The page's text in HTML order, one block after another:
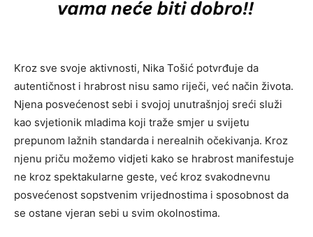
Kroz sve svoje aktivnosti, Nika Tošić potvrđuje da
autentičnost i hrabrost nisu samo riječi, već način života.
Njena posvećenost sebi i svojoj unutrašnjoj sreći služi
kao svjetionik mladima koji traže smjer u svijetu
prepunom lažnih standarda i nerealnih očekivanja. Kroz
njenu priču možemo vidjeti kako se hrabrost manifestuje
ne kroz spektakularne geste, već kroz svakodnevnu
posvećenost sopstvenim vrijednostima i sposobnost da
se ostane vjeran sebi u svim okolnostima.